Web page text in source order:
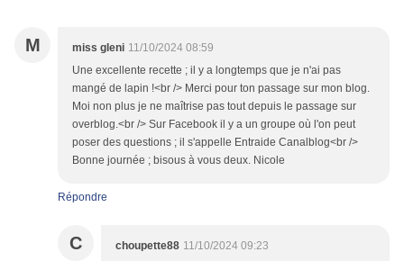
M miss gleni 11/10/2024 08:59
Une excellente recette ; il y a longtemps que je n'ai pas
mangé de lapin !<br /> Merci pour ton passage sur mon blog.
Moi non plus je ne maîtrise pas tout depuis le passage sur
overblog.<br /> Sur Facebook il y a un groupe où l'on peut
poser des questions ; il s'appelle Entraide Canalblog<br />
Bonne journée ; bisous à vous deux. Nicole
Répondre
C choupette88 11/10/2024 09:23